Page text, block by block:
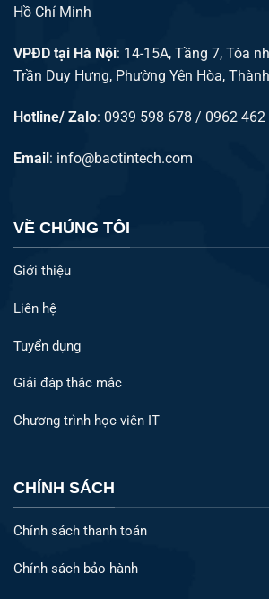
Hồ Chí Minh
VPĐD tại Hà Nội: 14-15A, Tầng 7, Tòa
Trần Duy Hưng, Phường Yên Hòa,
Hotline/ Zalo: 0939 598 678 / 0962 462
Email: info@baotintech.com
VỀ CHÚNG TÔI
Giới thiệu
Liên hệ
Tuyển dụng
Giải đáp thắc mắc
Chương trình học viên IT
CHÍNH SÁCH
Chính sách thanh toán
Chính sách bảo hành